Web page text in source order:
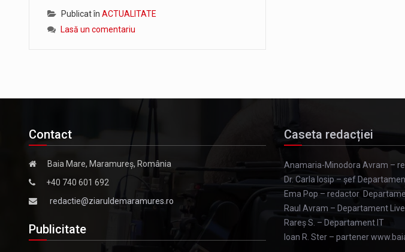
Publicat în ACTUALITATE
Lasă un comentariu
Contact
Baia Mare, Maramureș, România
+40 740 601 692
redactie@ziaruldemaramures.ro
Publicitate
Caseta redacției
Anamaria-Minodora Avram –
Dr. Carla Iosip – șef
Ema Pop – redactor
Raul Avram – Departament
Rareș S. – Departament IT
Ioan R. Ster – partener